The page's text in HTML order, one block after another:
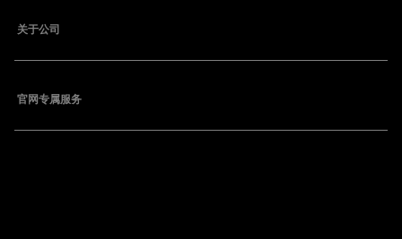
关于公司
官网专属服务